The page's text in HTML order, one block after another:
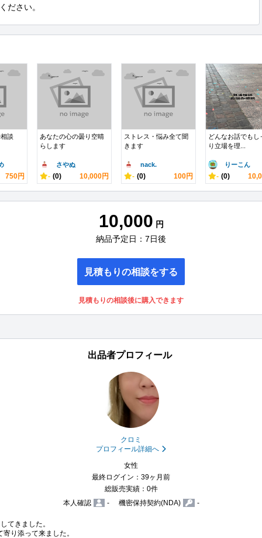
ださい。
談
750円
あなたの心の曇り空晴
らします
さやぬ
- (0) 10,000円
ストレス・悩み全て聞
きます
nack.
- (0) 100円
どんなお話でもし
り立場を理...
りーこん
- (0)
10,000 円
納品予定日：7日後
見積もりの相談をする
見積もりの相談後に購入できます
出品者プロフィール
クロミ
プロフィール詳細へ
女性
最終ログイン：39ヶ月前
総販売実績：0件
本人確認
- 機密保持契約(NDA) -
てきました。
り添って来ました。